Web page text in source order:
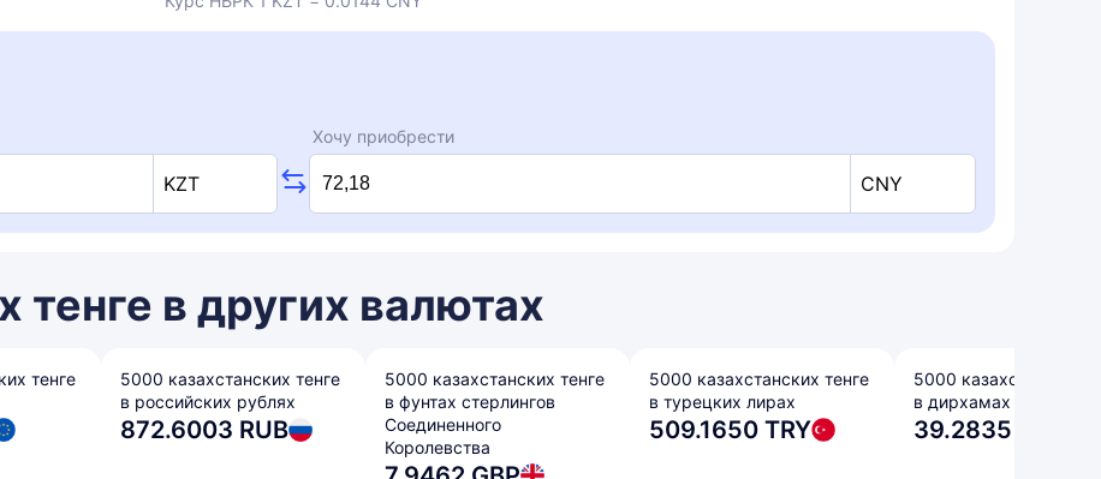
KZT
Хочу приобрести
CNY
тенге в других валютах
тенге
5000 казахстанских тенге
в российских рублях
872.6003 RUB
5000 казахстанских тенге
в фунтах стерлингов
Соединенного
Королевства
5000 казахстанских тенге
в турецких лирах
509.1650 TRY
5000 казахстанских
в дирхамах ОАЭ
39.2835 AED